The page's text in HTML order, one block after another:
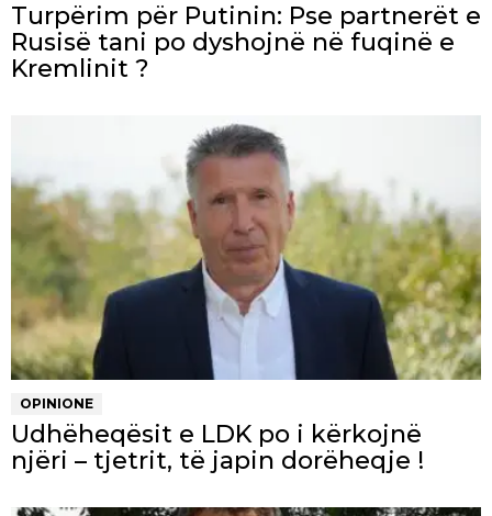
Turpërim për Putinin: Pse partnerët e
Rusisë tani po dyshojnë në fuqinë e
Kremlinit ?
OPINIONE
Udhëheqësit e LDK po i kërkojnë
njëri – tjetrit, të japin dorëheqje !